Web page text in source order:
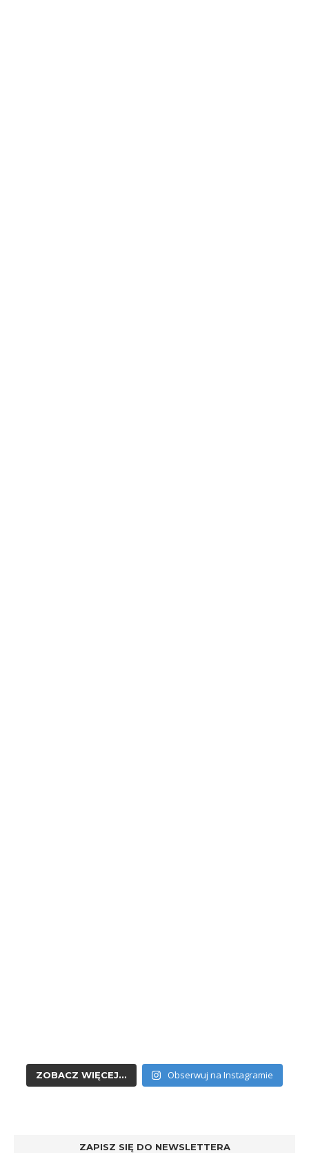
ZOBACZ WIĘCEJ... Obserwuj na Instagramie
ZAPISZ SIĘ DO NEWSLETTERA